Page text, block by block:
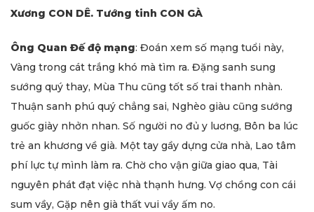
Xương CON DÊ. Tướng tinh CON GÀ
Ông Quan Đế độ mạng: Đoán xem số mạng tuổi này,
Vàng trong cát trắng khó mà tìm ra. Đặng sanh sung
sướng quý thay, Mùa Thu cũng tốt số trai thanh nhàn.
Thuận sanh phú quý chẳng sai, Nghèo giàu cũng sướng
guốc giày nhởn nhan. Số người no đủ y luơng, Bôn ba lúc
trẻ an khương về già. Một tay gầy dựng cửa nhà, Lao tâm
phí lực tự mình làm ra. Chờ cho vận giữa giao qua, Tài
nguyên phát đạt việc nhà thạnh hưng. Vợ chồng con cái
sum vầy, Gặp nên già thất vui vầy ấm no.